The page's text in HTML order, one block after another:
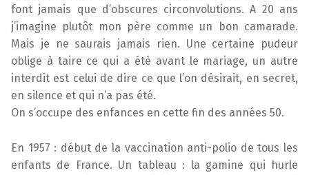
font jamais que d’obscures circonvolutions. A 20 ans
j’imagine plutôt mon père comme un bon camarade.
Mais je ne saurais jamais rien. Une certaine pudeur
oblige à taire ce qui a été avant le mariage, un autre
interdit est celui de dire ce que l’on désirait, en secret,
en silence et qui n’a pas été.
On s’occupe des enfances en cette fin des années 50.
En 1957 : début de la vaccination anti-polio de tous les
enfants de France. Un tableau : la gamine qui hurle